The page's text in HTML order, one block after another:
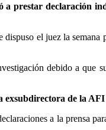
a prestar declaración
el juez la
debido a que
exsubdirectora de la
a la prensa